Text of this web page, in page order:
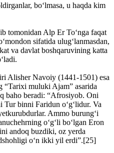
bo‘lmasa, u haqda kim
tomonidan Alp Er To‘nga faqat
sifatida ulug‘lanmasdan,
va davlat boshqaruvining katta
Alisher Navoiy (1441-1501) esa
muluki Ajam” asarida
baho beradi: “Afrosiyob. Oni
Tur binni Faridun o‘g‘lidur. Va
Ammo burung‘i
o‘g‘li bo‘lgan Eron
andoq buzdiki, oz yerda
o‘n ikki yil erdi”.[25]